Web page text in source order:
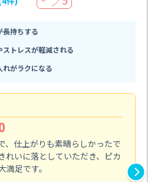
長持ちする
ストレスが軽減される
れがラクになる
、仕上がりも素晴らしかったで
れいに落としていただき、ピカ
満足です。